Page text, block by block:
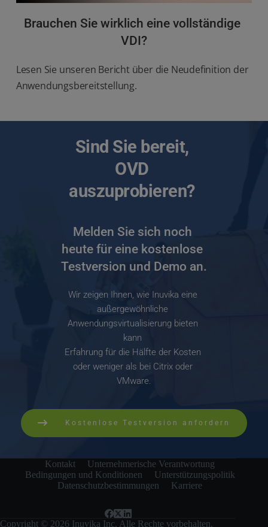
Brauchen Sie wirklich eine vollständige
VDI?
Lesen Sie unseren Bericht über die Neudefinition der
Anwendungsbereitstellung.
Sind Sie bereit,
OVD
auszuprobieren?
Melden Sie sich noch
heute für eine kostenlose
Testversion und Demo an.
Wir zeigen Ihnen, wie Inuvika eine
außergewöhnliche
Anwendungsvirtualisierung bieten
kann
Erfahrung für die Hälfte der Kosten
oder weniger als bei Citrix oder
VMware.
Kostenlose Testversion anfordern
Kontakt
Unternehmerische Verantwortung
Bedingungen und Konditionen
Unterstützungspolitik
Datenschutzbestimmungen
Karriere
Copyright © 2026 Inuvika Inc. Alle Rechte vorbehalten.